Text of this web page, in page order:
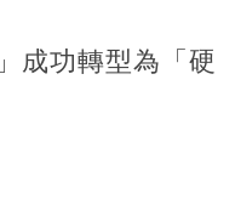
成功轉型為「硬